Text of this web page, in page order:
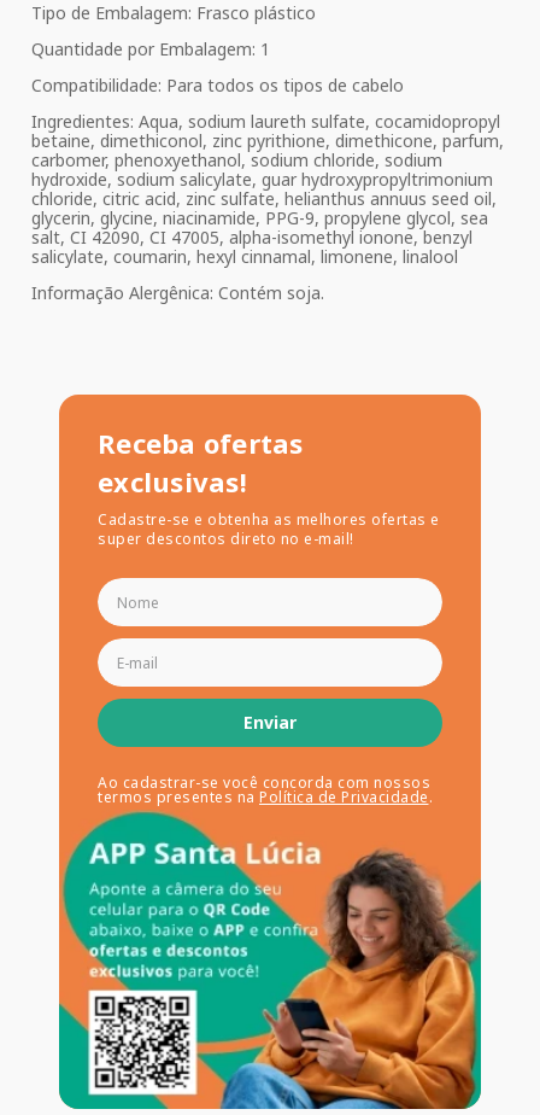
Tipo de Embalagem: Frasco plástico
Quantidade por Embalagem: 1
Compatibilidade: Para todos os tipos de cabelo
Ingredientes: Aqua, sodium laureth sulfate, cocamidopropyl
betaine, dimethiconol, zinc pyrithione, dimethicone, parfum,
carbomer, phenoxyethanol, sodium chloride, sodium
hydroxide, sodium salicylate, guar hydroxypropyltrimonium
chloride, citric acid, zinc sulfate, helianthus annuus seed oil,
glycerin, glycine, niacinamide, PPG-9, propylene glycol, sea
salt, CI 42090, CI 47005, alpha-isomethyl ionone, benzyl
salicylate, coumarin, hexyl cinnamal, limonene, linalool
Informação Alergênica: Contém soja.
Receba ofertas
exclusivas!
Cadastre-se e obtenha as melhores ofertas e
super descontos direto no e-mail!
Enviar
Ao cadastrar-se você concorda com nossos
termos presentes na Política de Privacidade.